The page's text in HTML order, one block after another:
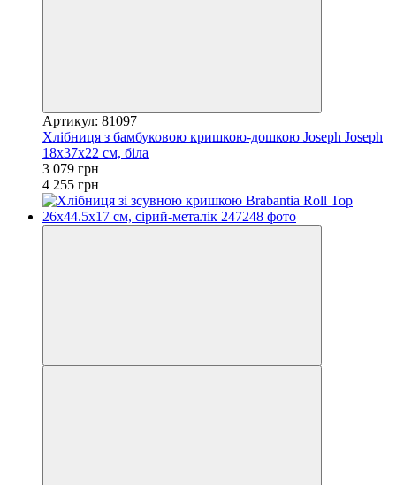
Артикул: 81097
Хлібниця з бамбуковою кришкою-дошкою Joseph Joseph
18х37х22 см, біла
3 079 грн
4 255 грн